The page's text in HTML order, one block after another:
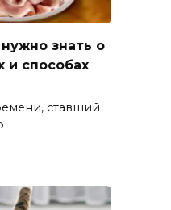
знать о
и способах
ставший